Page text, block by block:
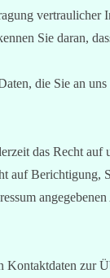
Sie daran,
die Sie an
das Recht
zur